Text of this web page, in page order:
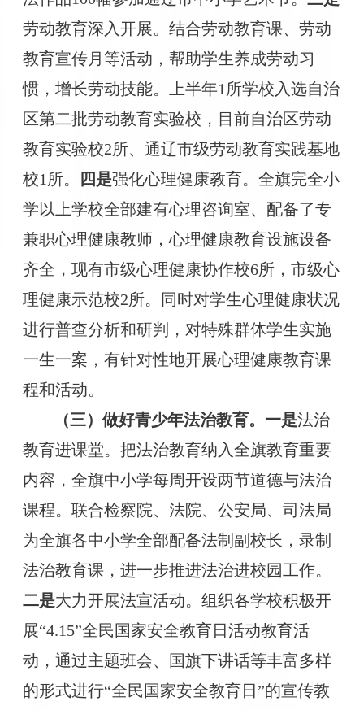
劳动教育深入开展。结合劳动教育课、劳动
教育宣传月等活动，帮助学生养成劳动习
惯，增长劳动技能。上半年1所学校入选自治
区第二批劳动教育实验校， 目前自治区劳动
教育实验校2所、通辽市级劳动教育实践基地
校1所。 四是强化心理健康教育。全旗完全小
学以上学校全部建有心理咨询室、配备了专
兼职心理健康教师，心理健康教育设施设备
齐全，现有市级心理健康协作校6所，市级心
理健康示范校2所。同时对学生心理健康状况
进行普查分析和研判，对特殊群体学生实施
一生一案，有针对性地开展心理健康教育课
程和活动。
（三）做好青少年法治教育。 一是法治
教育进课堂。把法治教育纳入全旗教育重要
内容，全旗中小学每周开设两节道德与法治
课程。联合检察院、法院、公安局、司法局
为全旗各中小学全部配备法制副校长，录制
法治教育课，进一步推进法治进校园工作。
二是大力开展法宣活动。组织各学校积极开
展“4.15”全民国家安全教育日活动教育活
动，通过主题班会、国旗下讲话等丰富多样
的形式进行“全民国家安全教育日”的宣传教